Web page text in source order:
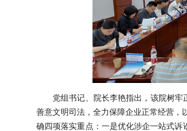
党组书记、院长李艳指出，该院树牢
善意文明司法，全力保障企业正常经营，
确四项落实重点：一是优化涉企一站式